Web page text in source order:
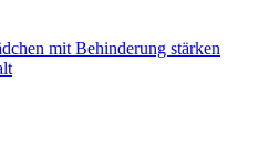
mit Behinderung stärken